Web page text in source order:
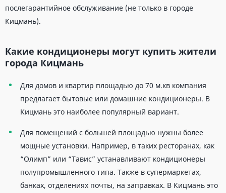
послегарантийное обслуживание (не только в городе
Кицмань).
Какие кондиционеры могут купить жители
города Кицмань
Для домов и квартир площадью до 70 м.кв компания
предлагает бытовые или домашние кондиционеры. В
Кицмань это наиболее популярный вариант.
Для помещений с большей площадью нужны более
мощные установки. Например, в таких ресторанах, как
“Олимп” или “Тавис” устанавливают кондиционеры
полупромышленного типа. Также в супермаркетах,
банках, отделениях почты, на заправках. В Кицмань это